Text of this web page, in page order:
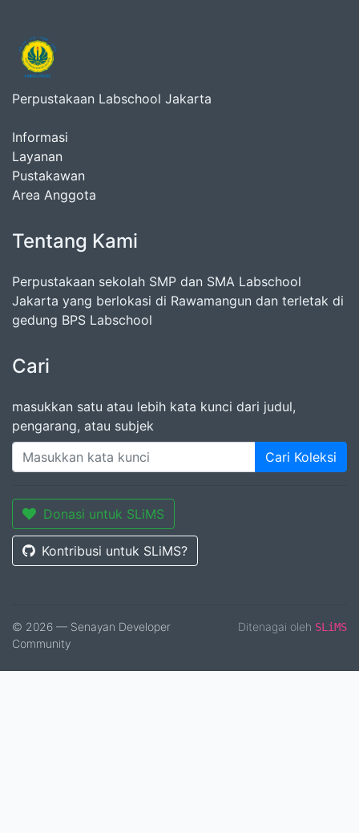
Perpustakaan Labschool Jakarta
Informasi
Layanan
Pustakawan
Area Anggota
Tentang Kami
Perpustakaan sekolah SMP dan SMA Labschool
Jakarta yang berlokasi di Rawamangun dan terletak di
gedung BPS Labschool
Cari
masukkan satu atau lebih kata kunci dari judul,
pengarang, atau subjek
Cari Koleksi
Donasi untuk SLiMS
Kontribusi untuk SLiMS?
© 2026 — Senayan Developer
Community
Ditenagai oleh SLiMS